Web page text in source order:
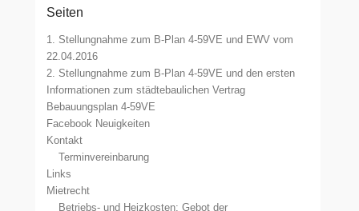
Seiten
1. Stellungnahme zum B-Plan 4-59VE und EWV vom
22.04.2016
2. Stellungnahme zum B-Plan 4-59VE und den ersten
Informationen zum städtebaulichen Vertrag
Bebauungsplan 4-59VE
Facebook Neuigkeiten
Kontakt
Terminvereinbarung
Links
Mietrecht
Betriebs- und Heizkosten: Gebot der